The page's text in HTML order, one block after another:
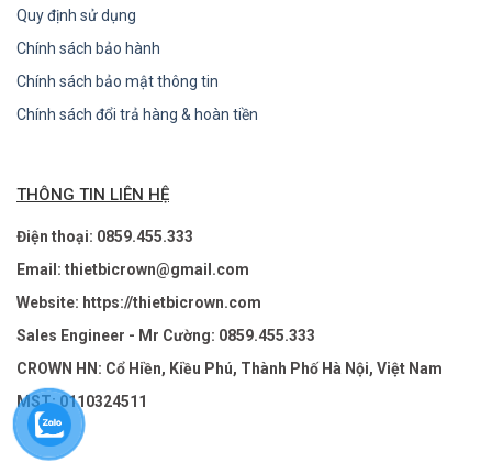
Quy định sử dụng
Chính sách bảo hành
Chính sách bảo mật thông tin
Chính sách đổi trả hàng & hoàn tiền
THÔNG TIN LIÊN HỆ
Điện thoại: 0859.455.333
Email: thietbicrown@gmail.com
Website: https://thietbicrown.com
Sales Engineer - Mr Cường: 0859.455.333
CROWN HN: Cổ Hiền, Kiều Phú, Thành Phố Hà Nội, Việt Nam
MST: 0110324511